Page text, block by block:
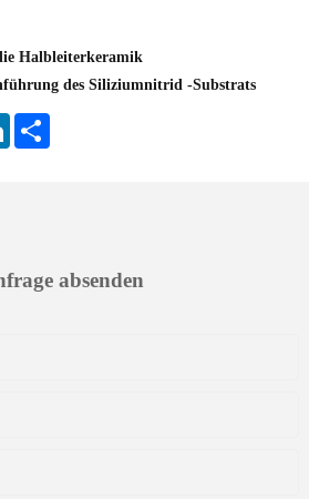
Halbleiterkeramik
des Siliziumnitrid -Substrats
LinkedIn
absenden